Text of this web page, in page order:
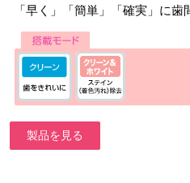
「早く」「簡単」「確実」に歯
製品を見る